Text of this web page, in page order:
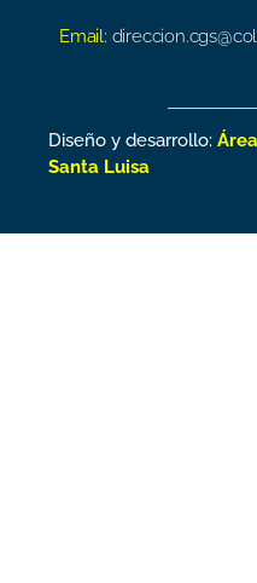
Email:
Diseño y desarrollo:
Santa Luisa